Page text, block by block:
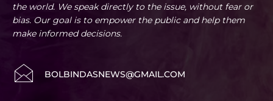
the world. We speak directly to the issue, without fear or
bias. Our goal is to empower the public and help them
make informed decisions.
BOLBINDASNEWS@GMAIL.COM